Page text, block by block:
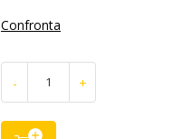
Confronta
- +